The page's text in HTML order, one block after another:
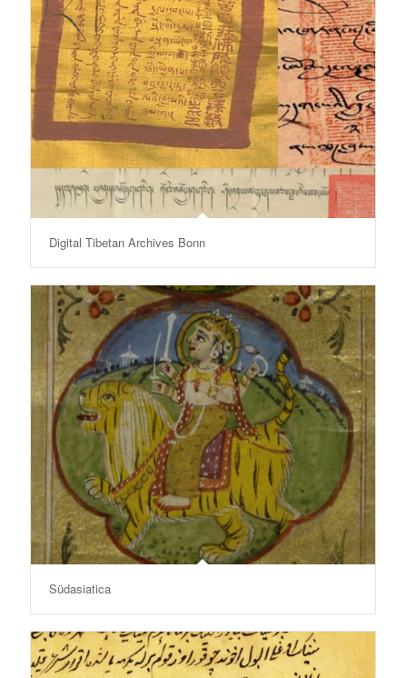
Digital Tibetan Archives Bonn
Südasiatica